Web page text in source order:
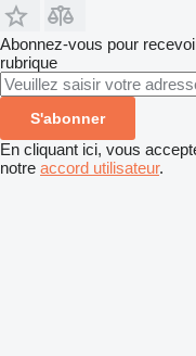
Abonnez-vous pour
rubrique
S'abonner
En cliquant ici, vous
notre accord utilisateur.